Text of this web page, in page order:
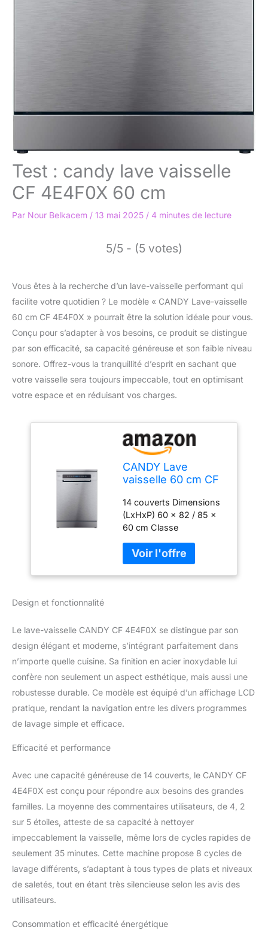
Test : candy lave vaisselle
CF 4E4F0X 60 cm
Par Nour Belkacem / 13 mai 2025 / 4 minutes de lecture
5/5 - (5 votes)
Vous êtes à la recherche d’un lave-vaisselle performant qui
facilite votre quotidien ? Le modèle « CANDY Lave-vaisselle
60 cm CF 4E4F0X » pourrait être la solution idéale pour vous.
Conçu pour s’adapter à vos besoins, ce produit se distingue
par son efficacité, sa capacité généreuse et son faible niveau
sonore. Offrez-vous la tranquillité d’esprit en sachant que
votre vaisselle sera toujours impeccable, tout en optimisant
votre espace et en réduisant vos charges.
CANDY Lave
vaisselle 60 cm CF
14 couverts Dimensions
(LxHxP) 60 x 82 / 85 x
60 cm Classe
sonore 44 dB Panier
supérieur réglable
Design et fonctionnalité
Le lave-vaisselle CANDY CF 4E4F0X se distingue par son
design élégant et moderne, s’intégrant parfaitement dans
n’importe quelle cuisine. Sa finition en acier inoxydable lui
confère non seulement un aspect esthétique, mais aussi une
robustesse durable. Ce modèle est équipé d’un affichage LCD
pratique, rendant la navigation entre les divers programmes
de lavage simple et efficace.
Efficacité et performance
Avec une capacité généreuse de 14 couverts, le CANDY CF
4E4F0X est conçu pour répondre aux besoins des grandes
familles. La moyenne des commentaires utilisateurs, de 4, 2
sur 5 étoiles, atteste de sa capacité à nettoyer
impeccablement la vaisselle, même lors de cycles rapides de
seulement 35 minutes. Cette machine propose 8 cycles de
lavage différents, s’adaptant à tous types de plats et niveaux
de saletés, tout en étant très silencieuse selon les avis des
utilisateurs.
Consommation et efficacité énergétique